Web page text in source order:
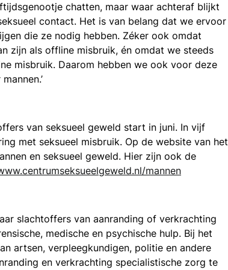
chatten, maar waar achteraf blijkt
contact. Het is van belang dat we ervoor
die ze nodig hebben. Zéker ook omdat
zijn als offline misbruik, én omdat we steeds
misbruik. Daarom hebben we ook voor deze
van seksueel geweld start in juni. In vijf
met seksueel misbruik. Op de website van het
en seksueel geweld. Hier zijn ook de
mannen
slachtoffers van aanranding of verkrachting
medische en psychische hulp. Bij het
artsen, verpleegkundigen, politie en andere
en verkrachting specialistische zorg te